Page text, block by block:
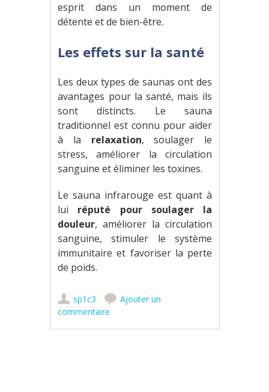
esprit dans un moment de
détente et de bien-être.
Les effets sur la santé
Les deux types de saunas ont des
avantages pour la santé, mais ils
sont distincts. Le sauna
traditionnel est connu pour aider
à la relaxation, soulager le
stress, améliorer la circulation
sanguine et éliminer les toxines.
Le sauna infrarouge est quant à
lui réputé pour soulager la
douleur, améliorer la circulation
sanguine, stimuler le système
immunitaire et favoriser la perte
de poids.
sp1c3
Ajouter un
commentaire